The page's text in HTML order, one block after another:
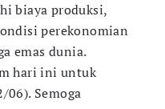
biaya produksi,
perekonomian
emas dunia.
hari ini untuk
06). Semoga